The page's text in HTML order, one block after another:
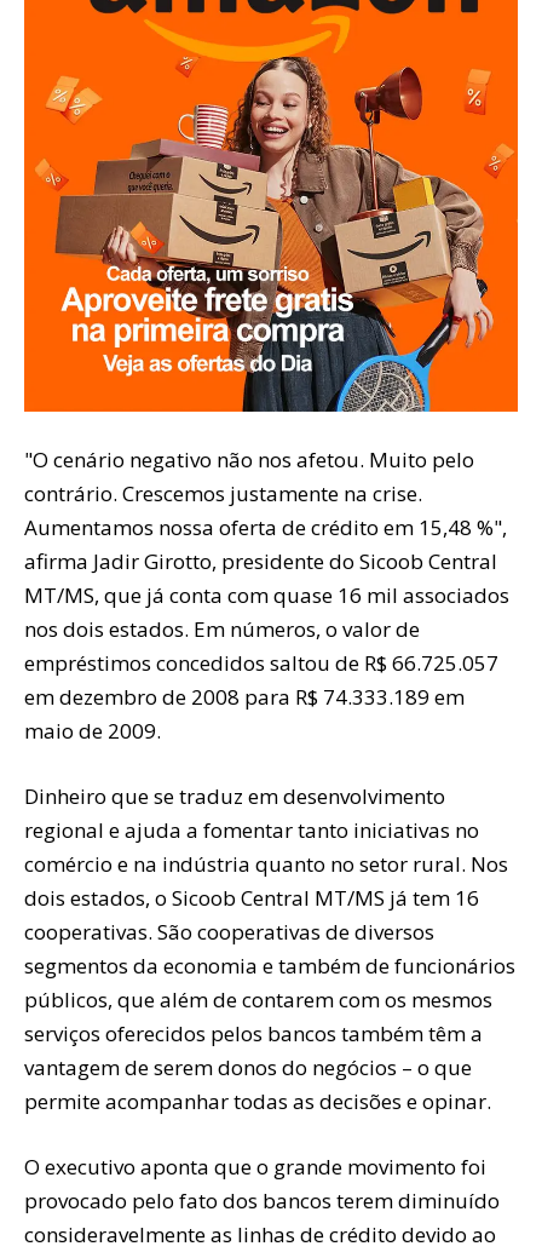
"O cenário negativo não nos afetou. Muito pelo
contrário. Crescemos justamente na crise.
Aumentamos nossa oferta de crédito em 15,48 %",
afirma Jadir Girotto, presidente do Sicoob Central
MT/MS, que já conta com quase 16 mil associados
nos dois estados. Em números, o valor de
empréstimos concedidos saltou de R$ 66.725.057
em dezembro de 2008 para R$ 74.333.189 em
maio de 2009.
Dinheiro que se traduz em desenvolvimento
regional e ajuda a fomentar tanto iniciativas no
comércio e na indústria quanto no setor rural. Nos
dois estados, o Sicoob Central MT/MS já tem 16
cooperativas. São cooperativas de diversos
segmentos da economia e também de funcionários
públicos, que além de contarem com os mesmos
serviços oferecidos pelos bancos também têm a
vantagem de serem donos do negócios – o que
permite acompanhar todas as decisões e opinar.
O executivo aponta que o grande movimento foi
provocado pelo fato dos bancos terem diminuído
consideravelmente as linhas de crédito devido ao